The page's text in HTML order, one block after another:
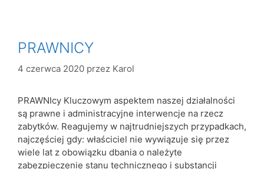
PRAWNICY
4 czerwca 2020 przez Karol
PRAWNIcy Kluczowym aspektem naszej działalności
są prawne i administracyjne interwencje na rzecz
zabytków. Reagujemy w najtrudniejszych przypadkach,
najczęściej gdy: właściciel nie wywiązuje się przez
wiele lat z obowiązku dbania o należyte
zabezpieczenie stanu technicznego i substancji